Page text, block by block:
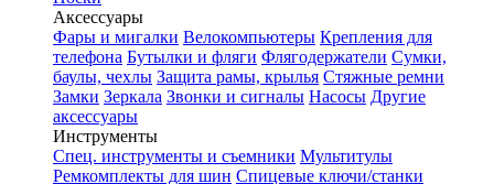
Аксессуары
Фары и мигалки Велокомпьютеры Крепления для
телефона Бутылки и фляги Флягодержатели Сумки,
баулы, чехлы Защита рамы, крылья Стяжные ремни
Замки Зеркала Звонки и сигналы Насосы Другие
аксессуары
Инструменты
Спец. инструменты и съемники Мультитулы
Ремкомплекты для шин Спицевые ключи/станки